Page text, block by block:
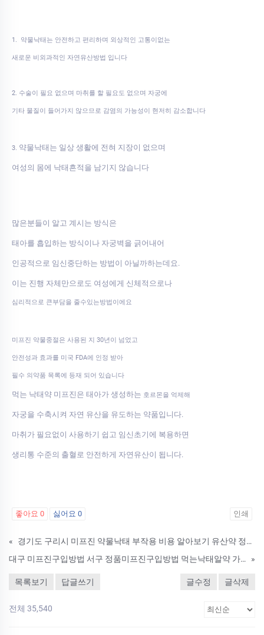
1. 약물낙태는 안전하고 편리하며 외상적인 고통이없는
새로운 비외과적인 자연유산방법 입니다
2. 수술이 필요 없으며 마취를 할 필요도 없으며 자궁에
기타 물질이 들어가지 않으므로 감염의 가능성이 현저히 감소합니다
3. 약물낙태는 일상 생활에 전혀 지장이 없으며
여성의 몸에 낙태흔적을 남기지 않습니다
많은분들이 알고 계시는 방식은
태아를 흡입하는 방식이나 자궁벽을 긁어내어
인공적으로 임신중단하는 방법이 아닐까하는데요.
이는 진행 자체만으로도 여성에게 신체적으로나
심리적으로 큰부담을 줄수있는방법이에요
미프진 약물중절은 사용된 지 30년이 넘었고
안전성과 효과를 미국 FDA에 인정 받아
필수 의약품 목록에 등재 되어 있습니다
먹는 낙태약 미프진은 태아가 생성하는 호르몬을 억제해
자궁을 수축시켜 자연 유산을 유도하는 약품입니다.
마취가 필요없이 사용하기 쉽고 임신초기에 복용하면
생리통 수준의 출혈로 안전하게 자연유산이 됩니다.
좋아요 0 싫어요 0 인쇄
«
경기도 구리시 미프진 약물낙태 부작용 비용 알아보기 유산약 정품구입방법
대구 미프진구입방법 서구 정품미프진구입방법 먹는낙­태알약 가격
»
목록보기 답글쓰기 글수정 글삭제
전체 35,540